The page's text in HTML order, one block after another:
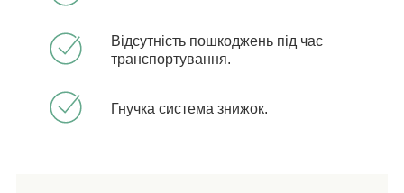
Відсутність пошкоджень під час
транспортування.
Гнучка система знижок.